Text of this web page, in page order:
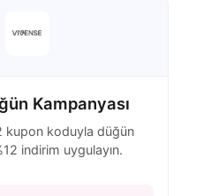
Kampanyası
kupon koduyla düğün
indirim uygulayın.